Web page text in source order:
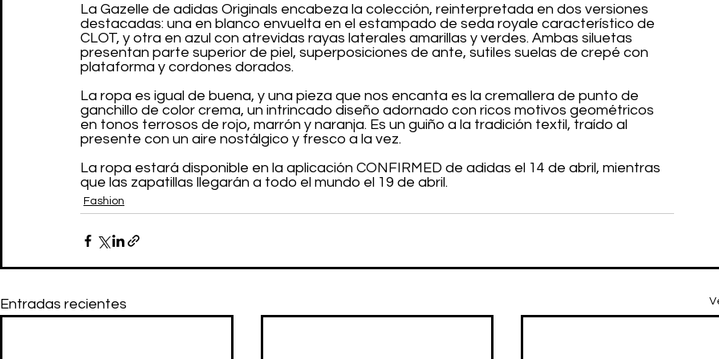
La Gazelle de adidas Originals encabeza la colección, reinterpretada en dos versiones
destacadas: una en blanco envuelta en el estampado de seda royale característico de
CLOT, y otra en azul con atrevidas rayas laterales amarillas y verdes. Ambas siluetas
presentan parte superior de piel, superposiciones de ante, sutiles suelas de crepé con
plataforma y cordones dorados.
La ropa es igual de buena, y una pieza que nos encanta es la cremallera de punto de
ganchillo de color crema, un intrincado diseño adornado con ricos motivos geométricos
en tonos terrosos de rojo, marrón y naranja. Es un guiño a la tradición textil, traído al
presente con un aire nostálgico y fresco a la vez.
La ropa estará disponible en la aplicación CONFIRMED de adidas el 14 de abril, mientras
que las zapatillas llegarán a todo el mundo el 19 de abril.
Fashion
Entradas recientes